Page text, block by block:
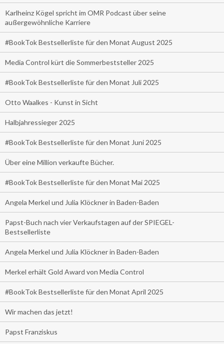
Karlheinz Kögel spricht im OMR Podcast über seine
außergewöhnliche Karriere
#BookTok Bestsellerliste für den Monat August 2025
Media Control kürt die Sommerbeststeller 2025
#BookTok Bestsellerliste für den Monat Juli 2025
Otto Waalkes - Kunst in Sicht
Halbjahressieger 2025
#BookTok Bestsellerliste für den Monat Juni 2025
Über eine Million verkaufte Bücher.
#BookTok Bestsellerliste für den Monat Mai 2025
Angela Merkel und Julia Klöckner in Baden-Baden
Papst-Buch nach vier Verkaufstagen auf der SPIEGEL-
Bestsellerliste
Angela Merkel und Julia Klöckner in Baden-Baden
Merkel erhält Gold Award von Media Control
#BookTok Bestsellerliste für den Monat April 2025
Wir machen das jetzt!
Papst Franziskus